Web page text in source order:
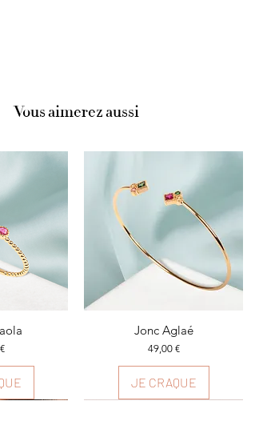
Vous aimerez aussi
Aperçu rapide
Jonc Aglaé
Prix
49,00 €
JE CRAQUE